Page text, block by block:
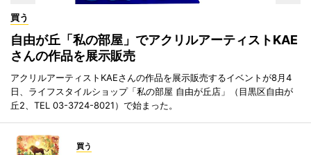
買う
自由が丘「私の部屋」でアクリルアーティストKAE
さんの作品を展示販売
アクリルアーティストKAEさんの作品を展示販売するイベントが8月4
日、ライフスタイルショップ「私の部屋 自由が丘店」（目黒区自由が
丘2、TEL 03-3724-8021）で始まった。
買う